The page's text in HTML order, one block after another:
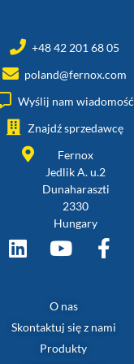
+48 42 201 68 05
poland@fernox.com
Wyślij nam wiadomość
Znajdź sprzedawcę
Fernox
Jedlik A. u.2
Dunaharaszti
2330
Hungary
O nas
Skontaktuj się z nami
Produkty